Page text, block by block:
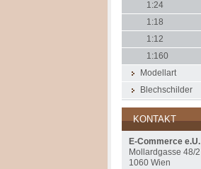
1:24
1:18
1:12
1:160
Modellart
Blechschilder
KONTAKT
E-Commerce e.U.
Mollardgasse 48/2
1060 Wien